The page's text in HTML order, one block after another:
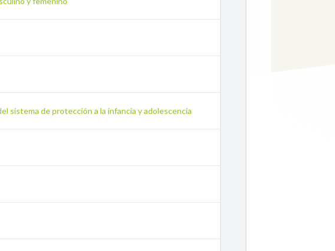
sistema de protección a la infancia y adolescencia